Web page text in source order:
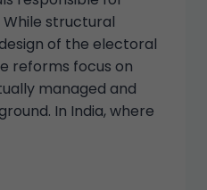
structural
of the electoral
reforms focus on
managed and
In India, where